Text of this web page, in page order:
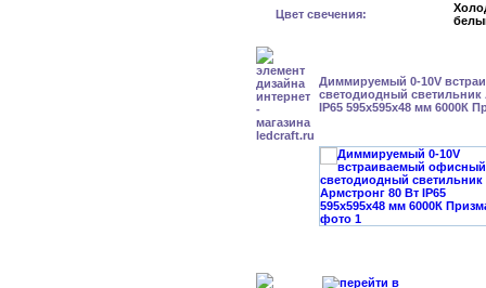
Цвет свечения:
Диммируемый 0-10V
светодиодный светильник
IP65 595x595x48 мм 6000К